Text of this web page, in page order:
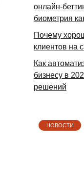
онлайн-
биометрия
Почему
клиентов на
Как
бизнесу в
решений
НОВОСТИ